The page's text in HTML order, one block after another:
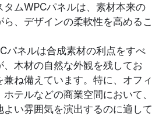
タムWPCパネルは、素材本来の
、デザインの柔軟性を高めるこ
パネルは合成素材の利点をすべ
、木材の自然な外観を残してお
兼ね備えています。特に、オフィ
テルなどの商業空間において、
よい雰囲気を演出するのに適して